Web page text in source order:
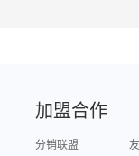
加盟合作
分销联盟